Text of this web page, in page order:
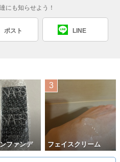
にも知らせよう！
ポスト LINE
ファンデ フェイスクリーム